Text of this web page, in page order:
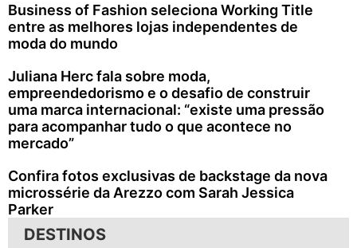
Business of Fashion seleciona Working Title
entre as melhores lojas independentes de
moda do mundo
Juliana Herc fala sobre moda,
empreendedorismo e o desafio de construir
uma marca internacional: “existe uma pressão
para acompanhar tudo o que acontece no
mercado”
Confira fotos exclusivas de backstage da nova
microssérie da Arezzo com Sarah Jessica
Parker
DESTINOS